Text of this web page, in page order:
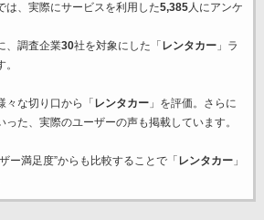
は、実際にサービスを利用した5,385人にアンケ
、調査企業30社を対象にした「 レンタカー」ラ
々な切り口から「 レンタカー」を評価。さらに
った、実際のユーザーの声も掲載しています。
ー満足度”からも比較することで「 レンタカー」